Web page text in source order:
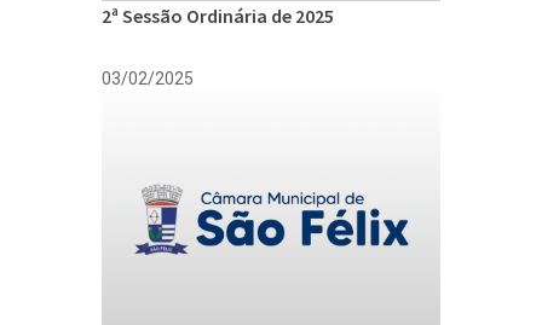
2ª Sessão Ordinária de 2025
03/02/2025